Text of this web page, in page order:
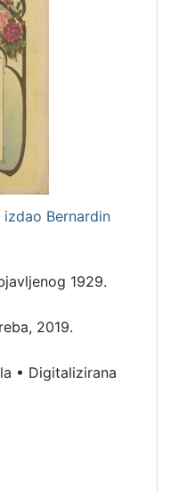
Bernardin
1929.
2019.
• Digitalizirana